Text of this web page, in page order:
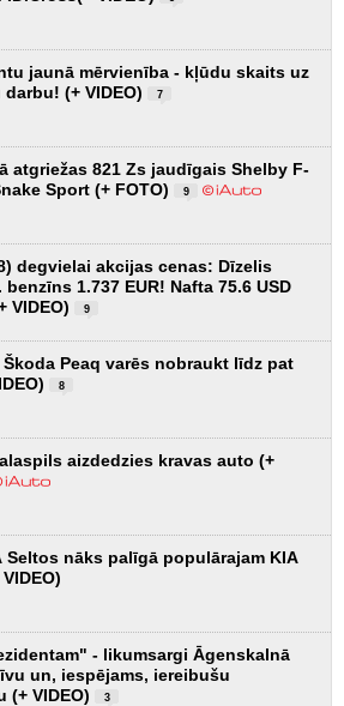
jaunā mērvienība - kļūdu skaits uz
(+ VIDEO)
7
atgriežas 821 Zs jaudīgais Shelby F-
Sport (+ FOTO)
9
degvielai akcijas cenas: Dīzelis
benzīns 1.737 EUR! Nafta 75.6 USD
VIDEO)
9
Peaq varēs nobraukt līdz pat
8
aizdedzies kravas auto (+
Seltos nāks palīgā populārajam KIA
- likumsargi Āgenskalnā
un, iespējams, iereibušu
(+ VIDEO)
3